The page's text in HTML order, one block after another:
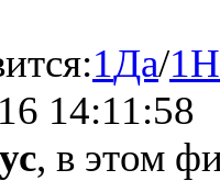
1Да/1
14:11:58
, в этом